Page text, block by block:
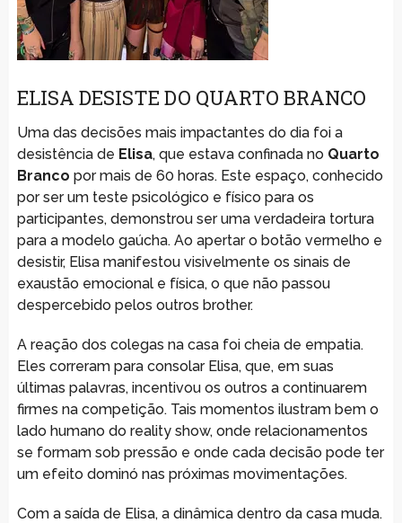
ELISA DESISTE DO QUARTO BRANCO
Uma das decisões mais impactantes do dia foi a
desistência de Elisa, que estava confinada no Quarto
Branco por mais de 60 horas. Este espaço, conhecido
por ser um teste psicológico e físico para os
participantes, demonstrou ser uma verdadeira tortura
para a modelo gaúcha. Ao apertar o botão vermelho e
desistir, Elisa manifestou visivelmente os sinais de
exaustão emocional e física, o que não passou
despercebido pelos outros brother.
A reação dos colegas na casa foi cheia de empatia.
Eles correram para consolar Elisa, que, em suas
últimas palavras, incentivou os outros a continuarem
firmes na competição. Tais momentos ilustram bem o
lado humano do reality show, onde relacionamentos
se formam sob pressão e onde cada decisão pode ter
um efeito dominó nas próximas movimentações.
Com a saída de Elisa, a dinâmica dentro da casa muda.